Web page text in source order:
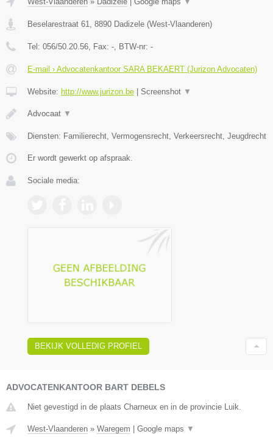
Beselarestraat 61 8890 Dadizele (West-Vlaanderen)
Tel: 056/50.20.56 , Fax: - , BTW-nr: -
E-mail › Advocatenkantoor SARA BEKAERT (Jurizon Advocaten)
Website: http://www.jurizon.be | Screenshot ▼
Advocaat ▼
Diensten: Familierecht, Vermogensrecht, Verkeersrecht, Jeugdrecht
Er wordt gewerkt op afspraak.
Sociale media:
BEKIJK VOLLEDIG PROFIEL
ADVOCATENKANTOOR BART DEBELS
Niet gevestigd in de plaats Charneux en in de provincie Luik.
West-Vlaanderen » Waregem Google maps ▼